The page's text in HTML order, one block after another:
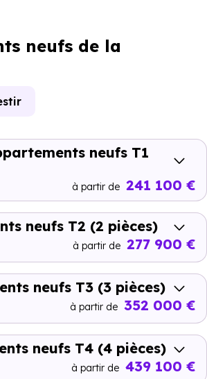
neufs de la
neufs T1
à partir de 241 100 €
neufs T2 (2 pièces)
à partir de 277 900 €
neufs T3 (3 pièces)
à partir de 352 000 €
neufs T4 (4 pièces)
à partir de 439 100 €